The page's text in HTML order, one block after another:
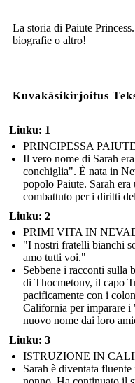
La storia di Paiute
biografie o altro!
Kuvakäsikirjoitus
Liuku: 1
PRINCIPESSA
Il vero nome di Sarah
conchiglia". È nata in
popolo Paiute. Sarah era
combattuto per i diritti
Liuku: 2
PRIMI VITA IN
"I nostri fratelli bianchi
amo tutti voi."
Sebbene i racconti sulla
di Thocmetony, il capo
pacificamente con i
California per imparare
nuovo nome dai loro
Liuku: 3
ISTRUZIONE IN
Sarah è diventata